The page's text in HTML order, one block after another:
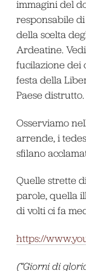
immagini del
responsabile
della scelta
Ardeatine.
fucilazione dei
festa della
Paese distrutto.
Osserviamo
arrende, i
sfilano
Quelle strette
parole, quella
di volti ci fa
https://
(“Giorni di